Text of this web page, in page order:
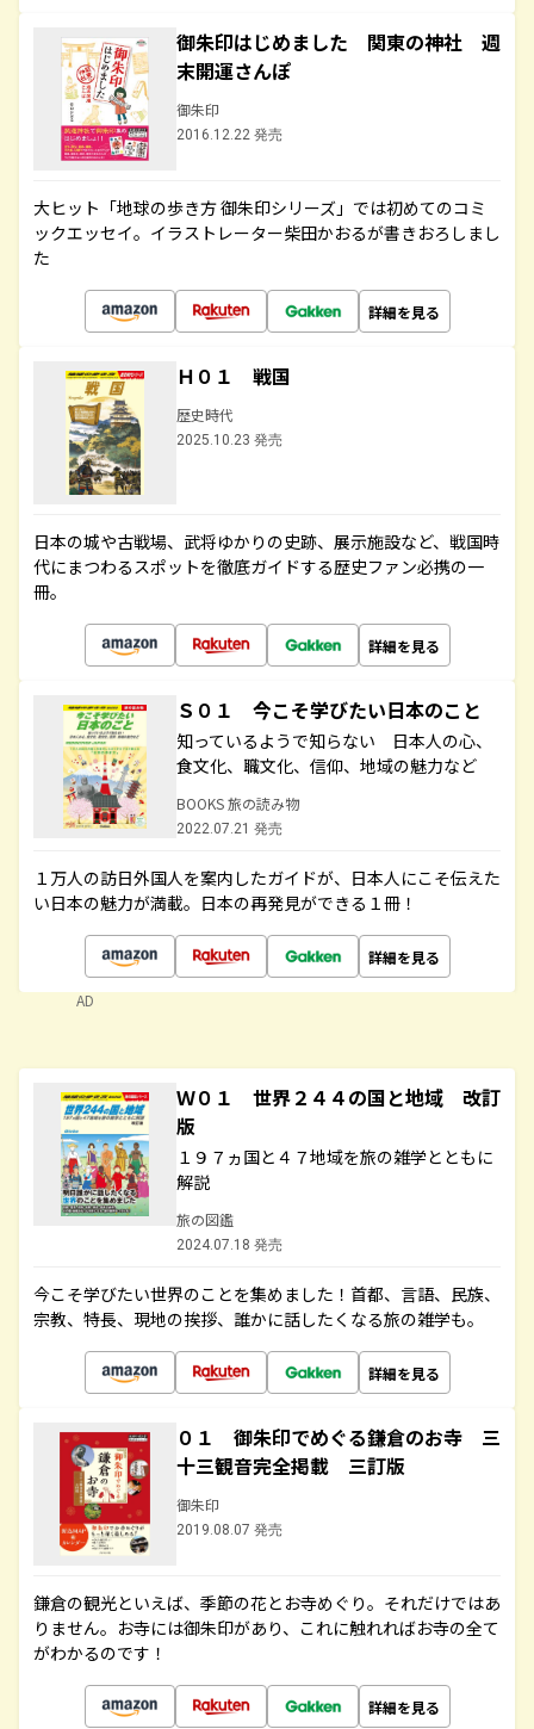
御朱印はじめました 関東の神社 週
末開運さんぽ
御朱印
2016.12.22 発売
大ヒット「地球の歩き方 御朱印シリーズ」では初めてのコミ
ックエッセイ。イラストレーター柴田かおるが書きおろしまし
た
詳細を見る
Ｈ０１ 戦国
歴史時代
2025.10.23 発売
日本の城や古戦場、武将ゆかりの史跡、展示施設など、戦国時
代にまつわるスポットを徹底ガイドする歴史ファン必携の一
冊。
詳細を見る
Ｓ０１ 今こそ学びたい日本のこと
知っているようで知らない 日本人の心、
食文化、職文化、信仰、地域の魅力など
BOOKS 旅の読み物
2022.07.21 発売
１万人の訪日外国人を案内したガイドが、日本人にこそ伝えた
い日本の魅力が満載。日本の再発見ができる１冊！
詳細を見る
AD
Ｗ０１ 世界２４４の国と地域 改訂
版
１９７ヵ国と４７地域を旅の雑学とともに
解説
旅の図鑑
2024.07.18 発売
今こそ学びたい世界のことを集めました！首都、言語、民族、
宗教、特長、現地の挨拶、誰かに話したくなる旅の雑学も。
詳細を見る
０１ 御朱印でめぐる鎌倉のお寺 三
十三観音完全掲載 三訂版
御朱印
2019.08.07 発売
鎌倉の観光といえば、季節の花とお寺めぐり。それだけではあ
りません。お寺には御朱印があり、これに触れればお寺の全て
がわかるのです！
詳細を見る